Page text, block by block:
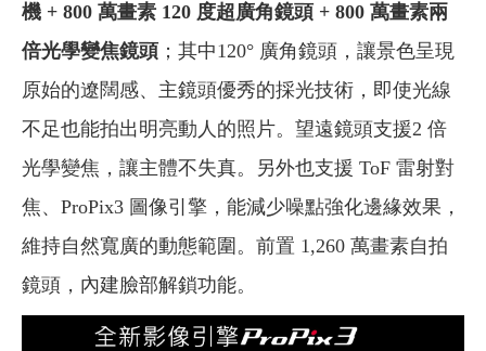
機 + 800 萬畫素 120 度超廣角鏡頭 + 800 萬畫素兩
倍光學變焦鏡頭 ；其中120° 廣角鏡頭，讓景色呈現
原始的遼闊感、主鏡頭優秀的採光技術，即使光線
不足也能拍出明亮動人的照片。望遠鏡頭支援2 倍
光學變焦，讓主體不失真。另外也支援 ToF 雷射對
焦、ProPix3 圖像引擎，能減少噪點強化邊緣效果，
維持自然寬廣的動態範圍。前置 1,260 萬畫素自拍
鏡頭，內建臉部解鎖功能。